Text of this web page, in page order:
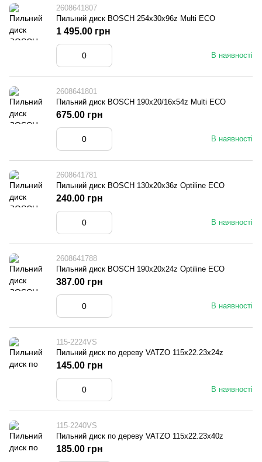
2608641807
Пильний диск BOSCH 254x30x96z Multi ECO
В наявності
1 495.00 грн
2608641801
Пильний диск BOSCH 190x20/16x54z Multi ECO
В наявності
675.00 грн
2608641781
Пильний диск BOSCH 130x20x36z Optiline ECO
В наявності
240.00 грн
2608641788
Пильний диск BOSCH 190x20x24z Optiline ECO
В наявності
387.00 грн
115-2224VS
Пильний диск по дереву VATZO 115x22.23x24z
В наявності
145.00 грн
115-2240VS
Пильний диск по дереву VATZO 115x22.23x40z
185.00 грн